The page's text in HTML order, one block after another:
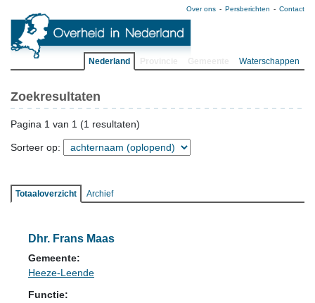
Over ons Persberichten Contact
Nederland Waterschappen
Zoekresultaten
Pagina 1 van 1 (1 resultaten)
Sorteer op:
Totaaloverzicht Archief
Dhr. Frans Maas
Gemeente:
Heeze-Leende
Functie: